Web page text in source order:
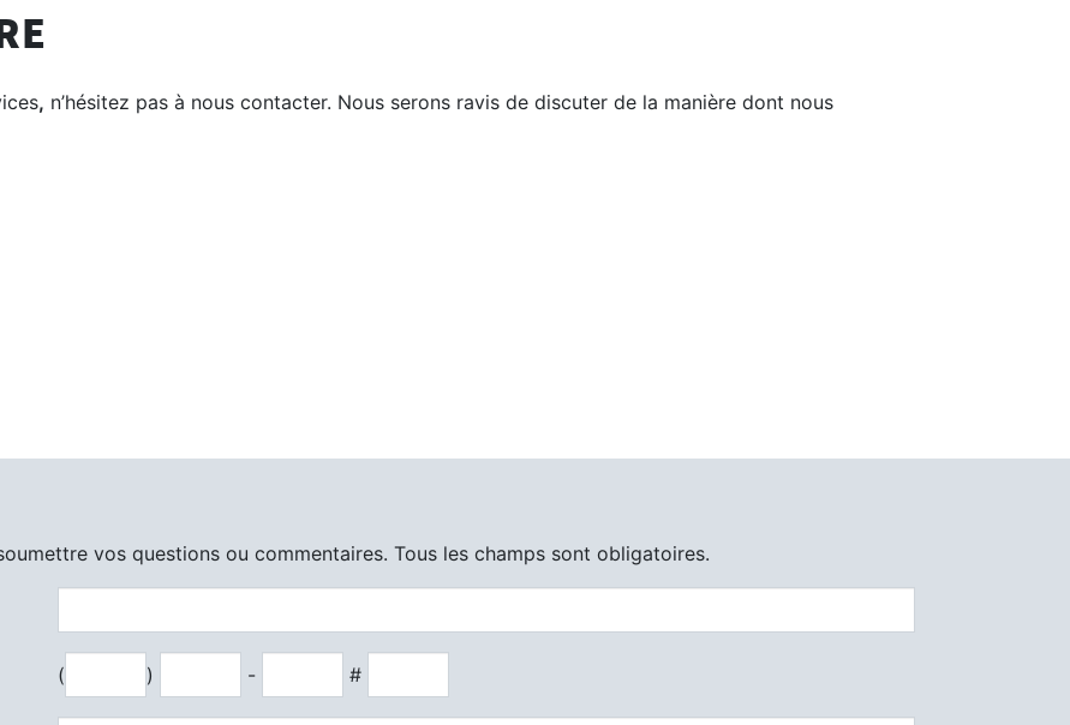
, n’hésitez pas à nous contacter. Nous serons ravis de discuter de la manière dont nous
vos questions ou commentaires. Tous les champs sont obligatoires.
( ) - #